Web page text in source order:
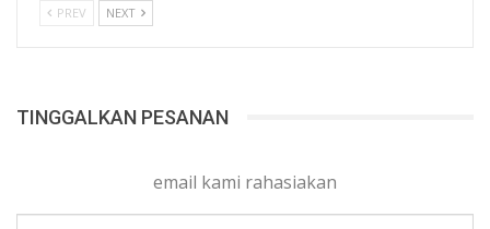
PREV NEXT
TINGGALKAN PESANAN
email kami rahasiakan